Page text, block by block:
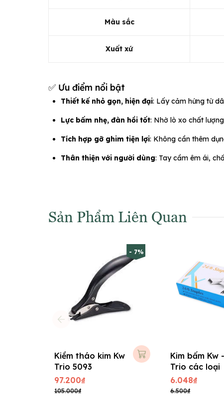
Màu sắc
Xuất xứ
✅ Ưu điểm nổi bật
Thiết kế nhỏ gọn, hiện đại: Lấy cảm hứng từ
Lực bấm nhẹ, đàn hồi tốt: Nhờ lò xo chất
Tích hợp gỡ ghim tiện lợi: Không cần thêm
Thân thiện với người dùng: Tay cầm êm ái,
Sản Phẩm Liên Quan
- 7%
Kiềm tháo kim Kw
Trio 5093
97.200₫
105.000₫
Kim bấm Kw -
Trio các loại
6.048₫
6.500₫